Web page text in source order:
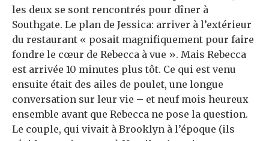
les deux se sont rencontrés pour dîner à
Southgate. Le plan de Jessica: arriver à l’extérieur
du restaurant « posait magnifiquement pour faire
fondre le cœur de Rebecca à vue ». Mais Rebecca
est arrivée 10 minutes plus tôt. Ce qui est venu
ensuite était des ailes de poulet, une longue
conversation sur leur vie – et neuf mois heureux
ensemble avant que Rebecca ne pose la question.
Le couple, qui vivait à Brooklyn à l’époque (ils